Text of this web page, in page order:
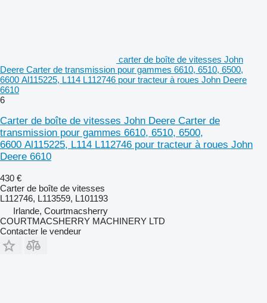
carter de boîte de vitesses John
Deere Carter de transmission pour gammes 6610, 6510, 6500,
6600 Al115225, L114 L112746 pour tracteur à roues John Deere
6610
6
Carter de boîte de vitesses John Deere Carter de
transmission pour gammes 6610, 6510, 6500,
6600 Al115225, L114 L112746 pour tracteur à roues John
Deere 6610
430 €
Carter de boîte de vitesses
L112746, L113559, L101193
Irlande, Courtmacsherry
COURTMACSHERRY MACHINERY LTD
Contacter le vendeur